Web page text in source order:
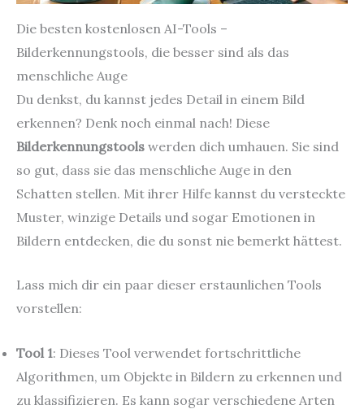
Die besten kostenlosen AI-Tools –
Bilderkennungstools, die besser sind als das
menschliche Auge
Du denkst, du kannst jedes Detail in einem Bild
erkennen? Denk noch einmal nach! Diese
Bilderkennungstools werden dich umhauen. Sie sind
so gut, dass sie das menschliche Auge in den
Schatten stellen. Mit ihrer Hilfe kannst du versteckte
Muster, winzige Details und sogar Emotionen in
Bildern entdecken, die du sonst nie bemerkt hättest.
Lass mich dir ein paar dieser erstaunlichen Tools
vorstellen:
Tool 1: Dieses Tool verwendet fortschrittliche
Algorithmen, um Objekte in Bildern zu erkennen und
zu klassifizieren. Es kann sogar verschiedene Arten